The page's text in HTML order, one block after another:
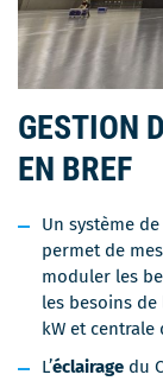
GESTION
EN BREF
Un système
permet de
moduler les
les besoins de
kW et
L’éclairage du